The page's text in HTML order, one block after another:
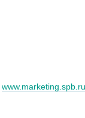
www.marketing.spb.ru